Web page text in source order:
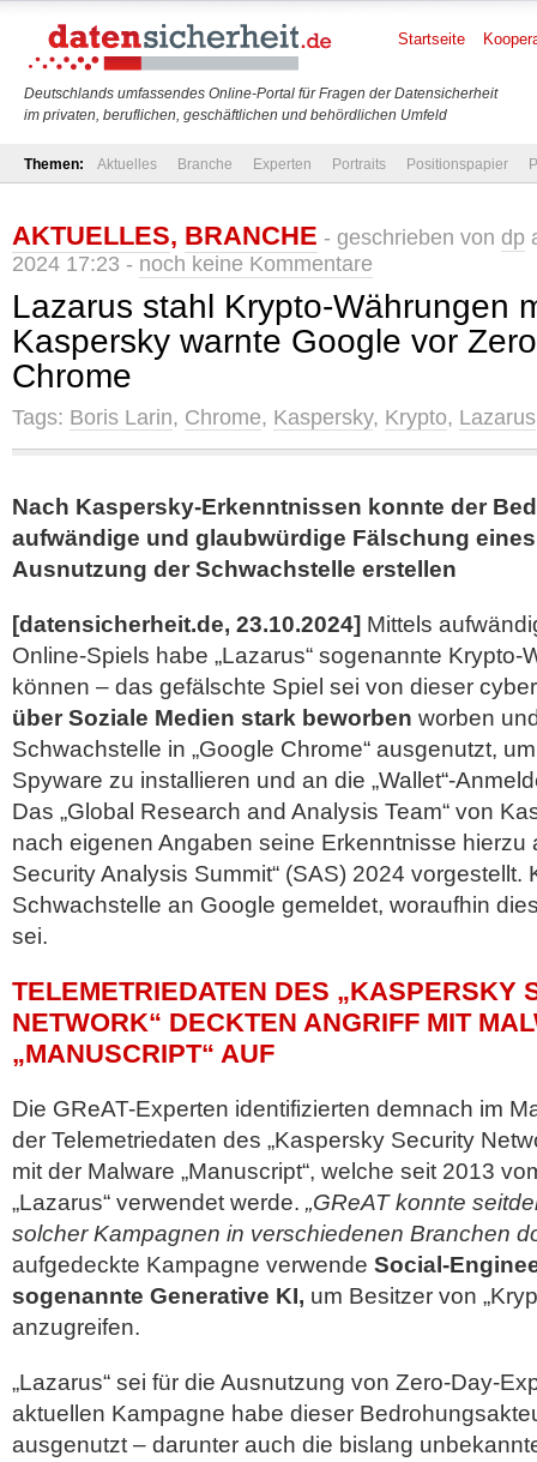
Deutschlands umfassendes Online-Portal für Fragen der Datensicherheit
im privaten, beruflichen, geschäftlichen und behördlichen Umfeld
Startseite
Themen: Aktuelles Branche Experten Portraits Positionspapier
AKTUELLES, BRANCHE - geschrieben von dp
2024 17:23 - noch keine Kommentare
Lazarus stahl Krypto-Währungen
Kaspersky warnte Google vor
Chrome
Tags: Boris Larin, Chrome, Kaspersky, Krypto, Lazarus
Nach Kaspersky-Erkenntnissen konnte der
aufwändige und glaubwürdige Fälschung eines
Ausnutzung der Schwachstelle erstellen
[datensicherheit.de, 23.10.2024] Mittels
Online-Spiels habe „Lazarus“ sogenannte Krypto-
können – das gefälschte Spiel sei von dieser
über Soziale Medien stark beworben worben
Schwachstelle in „Google Chrome“ ausgenutzt,
Spyware zu installieren und an die „Wallet“-
Das „Global Research and Analysis Team“ von
nach eigenen Angaben seine Erkenntnisse hierzu
Security Analysis Summit“ (SAS) 2024
Schwachstelle an Google gemeldet, woraufhin
sei.
TELEMETRIEDATEN DES „KASPERSKY
NETWORK“ DECKTEN ANGRIFF MIT
„MANUSCRIPT“ AUF
Die GReAT-Experten identifizierten demnach im
der Telemetriedaten des „Kaspersky Security
mit der Malware „Manuscript“, welche seit 2013
„Lazarus“ verwendet werde. „GReAT konnte
solcher Kampagnen in verschiedenen Branchen
aufgedeckte Kampagne verwende Social-
sogenannte Generative KI, um Besitzer von
anzugreifen.
„Lazarus“ sei für die Ausnutzung von Zero-Day-
aktuellen Kampagne habe dieser
ausgenutzt – darunter auch die bislang